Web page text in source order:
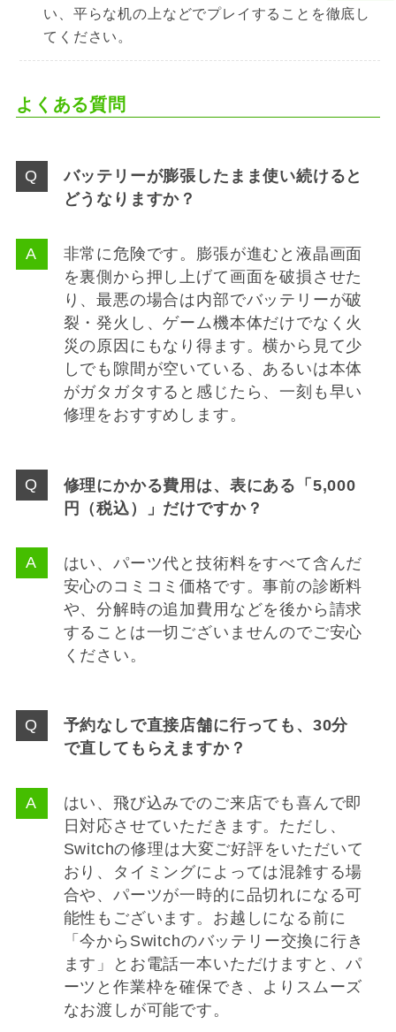
い、平らな机の上などでプレイすることを徹底し
てください。
よくある質問
バッテリーが膨張したまま使い続けると
どうなりますか？
非常に危険です。膨張が進むと液晶画面
を裏側から押し上げて画面を破損させた
り、最悪の場合は内部でバッテリーが破
裂・発火し、ゲーム機本体だけでなく火
災の原因にもなり得ます。横から見て少
しでも隙間が空いている、あるいは本体
がガタガタすると感じたら、一刻も早い
修理をおすすめします。
修理にかかる費用は、表にある「5,000
円（税込）」だけですか？
はい、パーツ代と技術料をすべて含んだ
安心のコミコミ価格です。事前の診断料
や、分解時の追加費用などを後から請求
することは一切ございませんのでご安心
ください。
予約なしで直接店舗に行っても、30分
で直してもらえますか？
はい、飛び込みでのご来店でも喜んで即
日対応させていただきます。ただし、
Switchの修理は大変ご好評をいただいて
おり、タイミングによっては混雑する場
合や、パーツが一時的に品切れになる可
能性もございます。お越しになる前に
「今からSwitchのバッテリー交換に行き
ます」とお電話一本いただけますと、パ
ーツと作業枠を確保でき、よりスムーズ
なお渡しが可能です。